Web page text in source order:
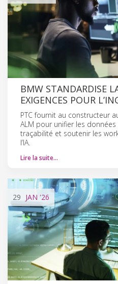
BMW STANDARDISE
EXIGENCES POUR
PTC fournit au constructeur
ALM pour unifier les données
traçabilité et soutenir les
l’IA.
Lire la suite…
29 JAN '26